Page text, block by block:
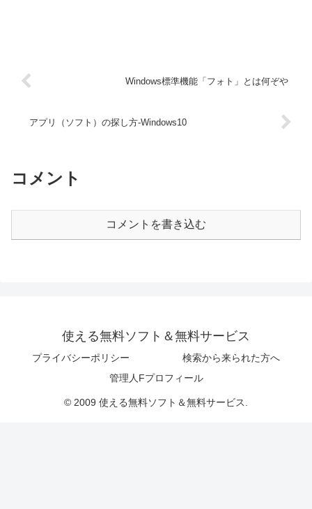
Windows標準機能「フォト」とは何ぞや
アプリ（ソフト）の探し方-Windows10
コメント
コメントを書き込む
使える無料ソフト＆無料サービス
プライバシーポリシー
検索から来られた方へ
管理人Fプロフィール
© 2009 使える無料ソフト＆無料サービス.